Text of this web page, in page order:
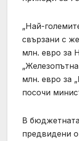
„Най-
свързани с
млн. евро за
млн. евро за
посочи
В
предвидени